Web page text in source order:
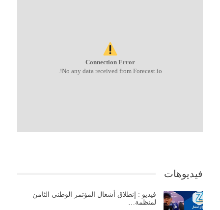
Connection Error
No any data received from Forecast.io!.
فيديوهات
فيديو : إنطلاق أشغال المؤتمر الوطني الثامن
لمنظمة…